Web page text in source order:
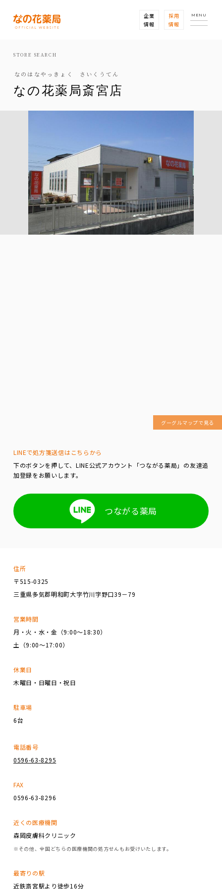
企業
情報
採用
情報
MENU
STORE SEARCH
なのはなやっきょく さいくうてん
なの花薬局斎宮店
グーグルマップで見る
LINEで処方箋送信はこちらから
下のボタンを押して、LINE公式アカウント「つながる薬局」の友達追
加登録をお願いします。
つながる薬局
住所
〒515-0325
三重県多気郡明和町大字竹川字野口39－79
営業時間
月・火・水・金（9:00～18:30）
土（9:00～17:00）
休業日
木曜日・日曜日・祝日
駐車場
6台
電話番号
0596-63-8295
FAX
0596-63-8296
近くの医療機関
森岡皮膚科クリニック
※その他、全国どちらの医療機関の処方せんもお受けいたします。
最寄りの駅
近鉄斎宮駅より徒歩16分